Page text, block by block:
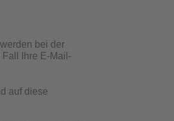
bei der
Ihre E-Mail-
auf diese